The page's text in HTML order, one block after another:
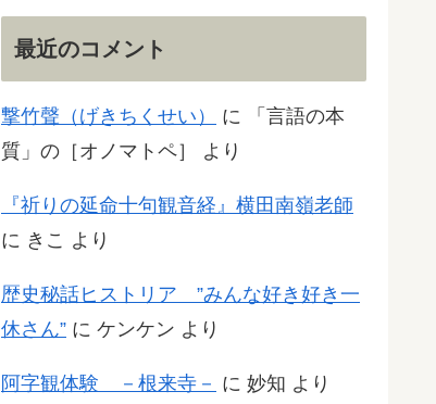
最近のコメント
撃竹聲（げきちくせい） に
「言語の本
質」の［オノマトペ］
より
『祈りの延命十句観音経』横田南嶺老師
に きこ より
歴史秘話ヒストリア ”みんな好き好き一
休さん” に ケンケン より
阿字観体験 －根来寺－ に 妙知 より